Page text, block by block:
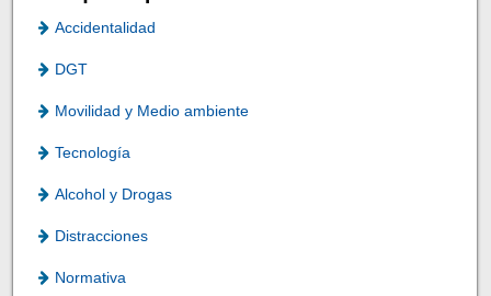
Accidentalidad
DGT
Movilidad y Medio ambiente
Tecnología
Alcohol y Drogas
Distracciones
Normativa